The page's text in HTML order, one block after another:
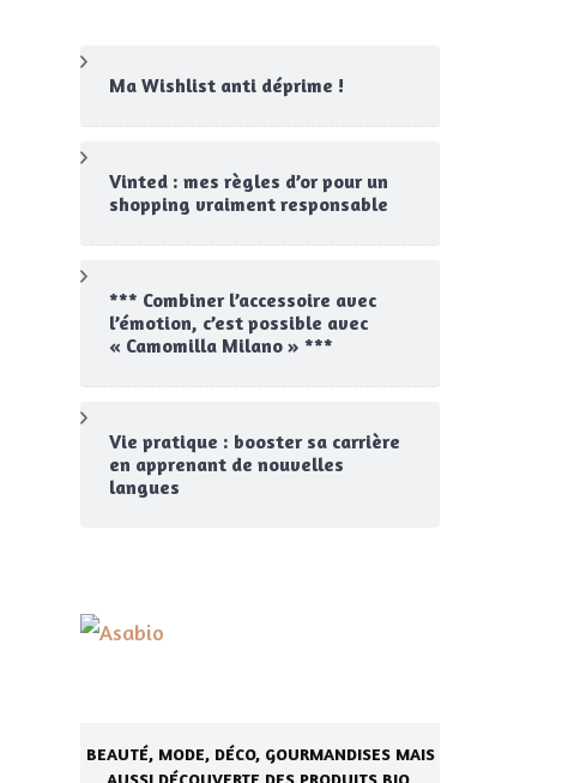
Ma Wishlist anti déprime !
Vinted : mes règles d’or pour un
shopping vraiment responsable
*** Combiner l’accessoire avec
l’émotion, c’est possible avec
« Camomilla Milano » ***
Vie pratique : booster sa carrière
en apprenant de nouvelles
langues
BEAUTÉ, MODE, DÉCO, GOURMANDISES MAIS
AUSSI DÉCOUVERTE DES PRODUITS BIO,